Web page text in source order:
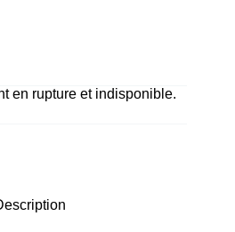
en rupture et indisponible.